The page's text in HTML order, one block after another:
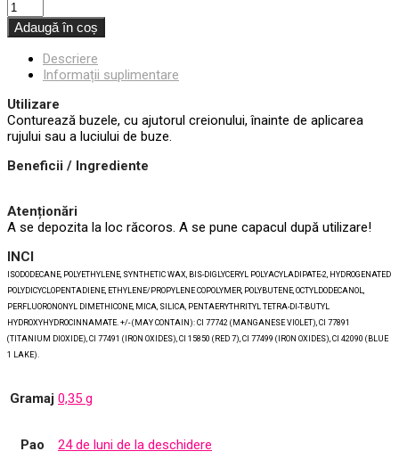
Adaugă în coș
Descriere
Informații suplimentare
Utilizare
Conturează buzele, cu ajutorul creionului, înainte de aplicarea
rujului sau a luciului de buze.
Beneficii / Ingrediente
Atenționări
A se depozita la loc răcoros. A se pune capacul după utilizare!
INCI
ISODODECANE, POLYETHYLENE, SYNTHETIC WAX, BIS-DIGLYCERYL POLYACYLADIPATE-2, HYDROGENATED
POLYDICYCLOPENTADIENE, ETHYLENE/PROPYLENE COPOLYMER, POLYBUTENE, OCTYLDODECANOL,
PERFLUORONONYL DIMETHICONE, MICA, SILICA, PENTAERYTHRITYL TETRA-DI-T-BUTYL
HYDROXYHYDROCINNAMATE. +/- (MAY CONTAIN): CI 77742 (MANGANESE VIOLET), CI 77891
(TITANIUM DIOXIDE), CI 77491 (IRON OXIDES), CI 15850 (RED 7), CI 77499 (IRON OXIDES), CI 42090 (BLUE
1 LAKE).
Gramaj 0,35 g
Pao 24 de luni de la deschidere